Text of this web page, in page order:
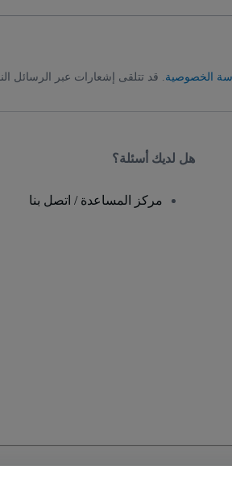
الخصوصية. قد تتلقى إشعارات عبر الرسائل
هل لديك أسئلة؟
مركز المساعدة / اتصل بنا